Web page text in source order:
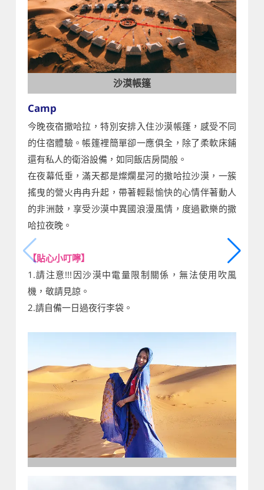
沙漠帳篷
Camp
今晚夜宿撒哈拉，特別安排入住沙漠帳篷，感受不同
的住宿體驗。帳篷裡簡單卻一應俱全，除了柔軟床鋪
還有私人的衛浴設備，如同飯店房間般。
在夜幕低垂，滿天都是燦爛星河的撒哈拉沙漠，一簇
搖曳的營火冉冉升起，帶著輕鬆愉快的心情伴著動人
的非洲鼓，享受沙漠中異國浪漫風情，度過歡樂的撒
哈拉夜晚。
【貼心小叮嚀】
1.請注意!!!因沙漠中電量限制關係，無法使用吹風
機，敬請見諒。
2.請自備一日過夜行李袋。